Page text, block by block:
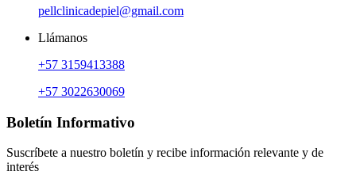
pellclinicadepiel@gmail.com
Llámanos
+57 3159413388
+57 3022630069
Boletín Informativo
Suscríbete a nuestro boletín y recibe información relevante y de
interés